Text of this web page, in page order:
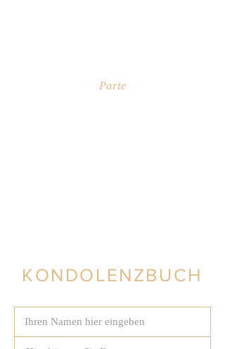
Parte
KONDOLENZBUCH